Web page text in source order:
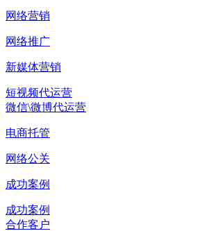
网络营销
网络推广
新媒体营销
短视频代运营
微信\微博代运营
电商托管
网络公关
成功案例
成功案例
合作客户